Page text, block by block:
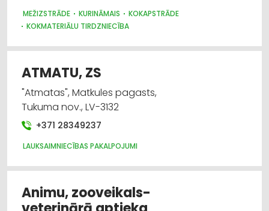
MEŽIZSTRĀDE KURINĀMAIS
KOKAPSTRĀDE
KOKMATERIĀLU TIRDZNIECĪBA
ATMATU, ZS
"Atmatas", Matkules pagasts,
Tukuma nov., LV-3132
+371 28349237
LAUKSAIMNIECĪBAS PAKALPOJUMI
Animu, zooveikals-